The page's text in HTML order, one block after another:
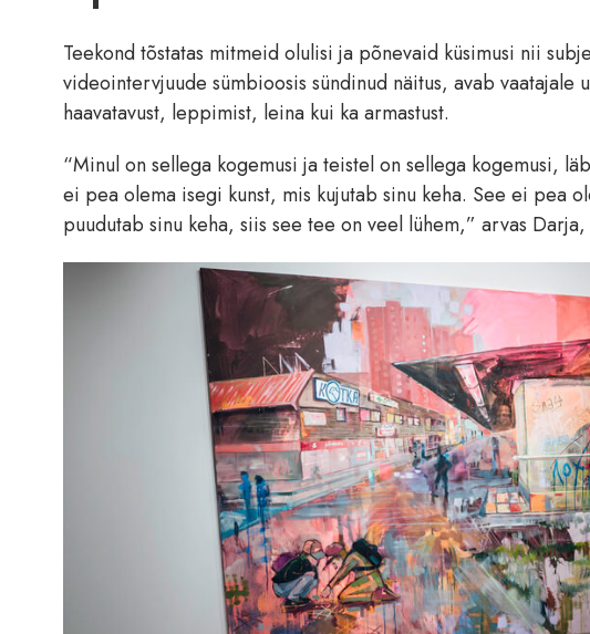
Teekond tõstatas mitmeid olulisi ja põnevaid küsimusi nii
videointervjuude sümbioosis sündinud näitus, avab vaatajale
haavatavust, leppimist, leina kui ka armastust.
“Minul on sellega kogemusi ja teistel on sellega kogemusi,
ei pea olema isegi kunst, mis kujutab sinu keha. See ei pea
puudutab sinu keha, siis see tee on veel lühem,” arvas